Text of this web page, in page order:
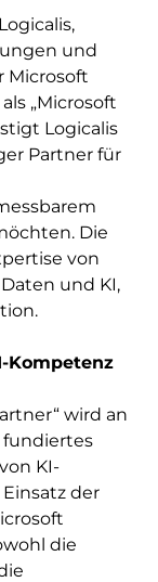
Logicalis,
und
Microsoft
„Microsoft
Logicalis
Partner für
Die
von
und KI,
Kompetenz
wird an
fundiertes
KI-
der
die